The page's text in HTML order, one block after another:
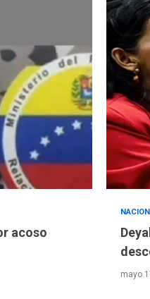
acoso
mayo